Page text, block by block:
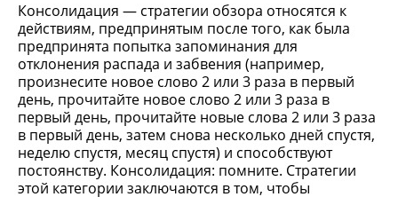
Консолидация — стратегии обзора относятся к
действиям, предпринятым после того, как была
предпринята попытка запоминания для
отклонения распада и забвения (например,
произнесите новое слово 2 или 3 раза в первый
день, прочитайте новое слово 2 или 3 раза в
первый день, прочитайте новые слова 2 или 3 раза
в первый день, затем снова несколько дней спустя,
неделю спустя, месяц спустя) и способствуют
постоянству. Консолидация: помните. Стратегии
этой категории заключаются в том, чтобы